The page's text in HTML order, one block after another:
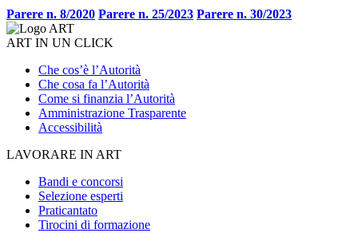
Parere n. 8/2020 Parere n. 25/2023 Parere n. 30/2023
ART IN UN CLICK
Che cos’è l’Autorità
Che cosa fa l’Autorità
Come si finanzia l’Autorità
Amministrazione Trasparente
Accessibilità
LAVORARE IN ART
Bandi e concorsi
Selezione esperti
Praticantato
Tirocini di formazione